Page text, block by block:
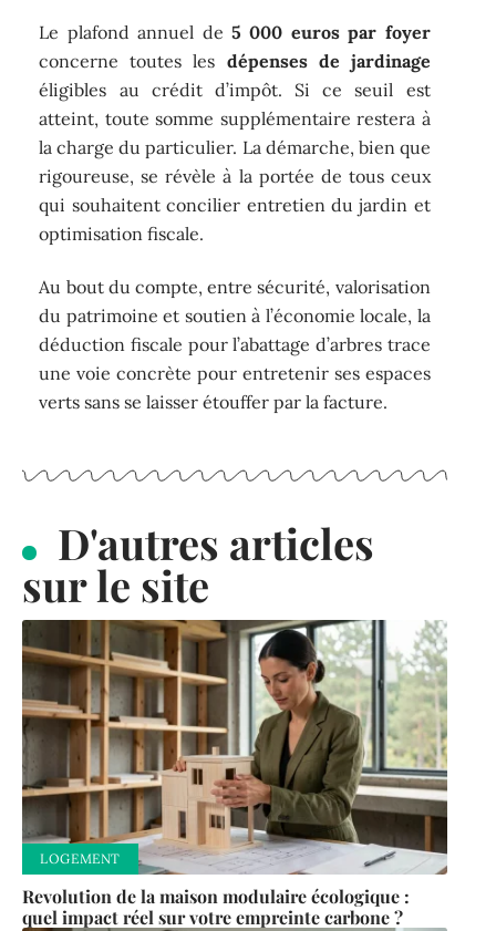
Le plafond annuel de 5 000 euros par foyer
concerne toutes les dépenses de jardinage
éligibles au crédit d’impôt. Si ce seuil est
atteint, toute somme supplémentaire restera à
la charge du particulier. La démarche, bien que
rigoureuse, se révèle à la portée de tous ceux
qui souhaitent concilier entretien du jardin et
optimisation fiscale.
Au bout du compte, entre sécurité, valorisation
du patrimoine et soutien à l’économie locale, la
déduction fiscale pour l’abattage d’arbres trace
une voie concrète pour entretenir ses espaces
verts sans se laisser étouffer par la facture.
D'autres articles
sur le site
LOGEMENT
Revolution de la maison modulaire écologique :
quel impact réel sur votre empreinte carbone ?